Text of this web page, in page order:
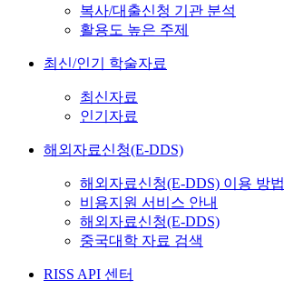
복사/대출신청 기관 분석
활용도 높은 주제
최신/인기 학술자료
최신자료
인기자료
해외자료신청(E-DDS)
해외자료신청(E-DDS) 이용 방법
비용지원 서비스 안내
해외자료신청(E-DDS)
중국대학 자료 검색
RISS API 센터